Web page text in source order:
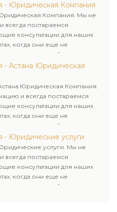
- Юридическая Компания
Компания. Мы не
постараемся
консультации для наших
когда они еще не
услугами нашей компании.
- Астана Юридическая
Юридическая Компания.
и всегда постараемся
консультации для наших
когда они еще не
услугами нашей компании.
Юридические услуги
услуги. Мы не
постараемся
консультации для наших
когда они еще не
услугами нашей компании.